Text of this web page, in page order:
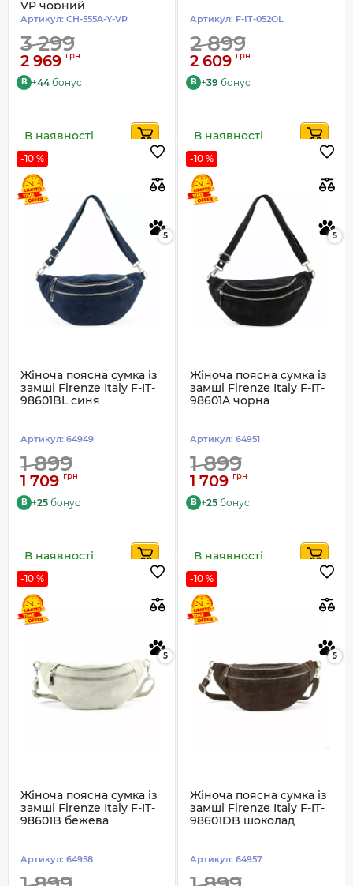
VP чорний
Артикул: CH-555A-Y-VP
3 299
2 969 грн
B +44 бонус
В наявності
Артикул: F-IT-052OL
2 899
2 609 грн
B +39 бонус
В наявності
-10 %
5
Жіноча поясна сумка із
замші Firenze Italy F-IT-
98601BL синя
Артикул: 64949
1 899
1 709 грн
B +25 бонус
В наявності
-10 %
5
Жіноча поясна сумка із
замші Firenze Italy F-IT-
98601A чорна
Артикул: 64951
1 899
1 709 грн
B +25 бонус
В наявності
-10 %
5
Жіноча поясна сумка із
замші Firenze Italy F-IT-
98601B бежева
Артикул: 64958
-10 %
5
Жіноча поясна сумка із
замші Firenze Italy F-IT-
98601DB шоколад
Артикул: 64957